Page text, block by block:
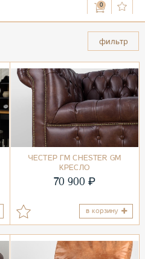
0
фильтр
ЧЕСТЕР ГМ CHESTER GM
КРЕСЛО
70 900 ₽
в корзину